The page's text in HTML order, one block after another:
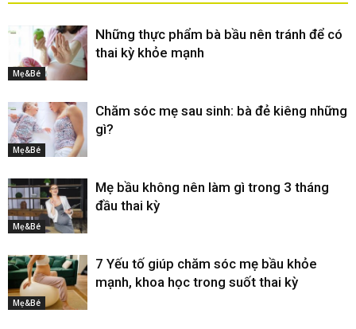
Mẹ&Bé
Những thực phẩm bà bầu nên tránh để có
thai kỳ khỏe mạnh
Mẹ&Bé
Chăm sóc mẹ sau sinh: bà đẻ kiêng những
gì?
Mẹ&Bé
Mẹ bầu không nên làm gì trong 3 tháng
đầu thai kỳ
Mẹ&Bé
7 Yếu tố giúp chăm sóc mẹ bầu khỏe
mạnh, khoa học trong suốt thai kỳ